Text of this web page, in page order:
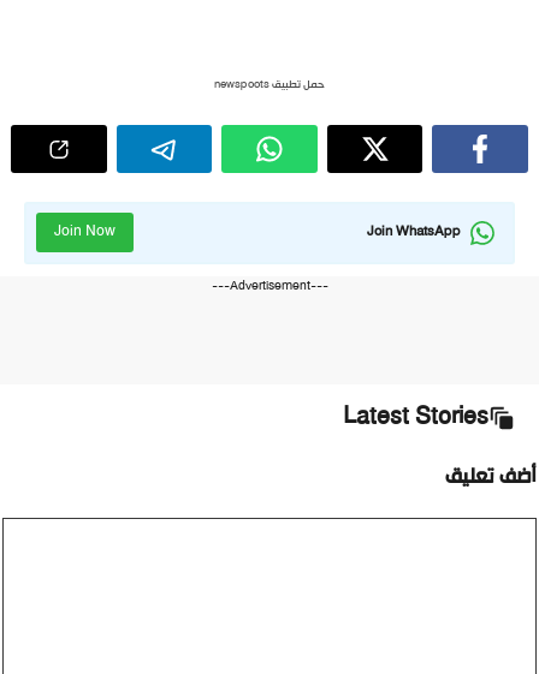
حمل تطبيق newspoots
Join WhatsApp
Join Now
---Advertisement---
Latest Stories
تعليق